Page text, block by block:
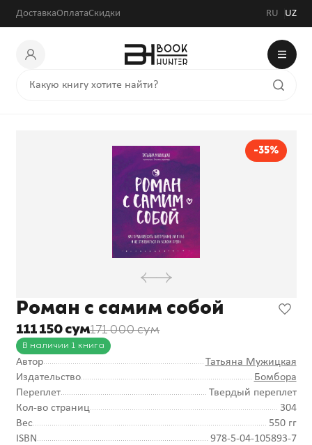
ДоставкаОплатаСкидки RU UZ
-35%
Роман с самим собой
111 150 сум171 000 сум
В наличии 1 книга
Автор
Татьяна Мужицкая
Издательство
Бомбора
Переплет
Твердый переплет
Кол-во страниц
304
Вес
550 гг
ISBN
978-5-04-105893-7